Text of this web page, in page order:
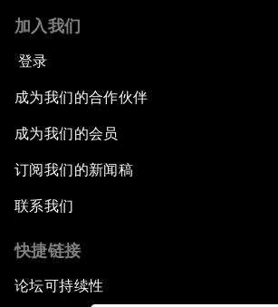
加入我们
登录
成为我们的合作伙伴
成为我们的会员
订阅我们的新闻稿
联系我们
快捷链接
论坛可持续性